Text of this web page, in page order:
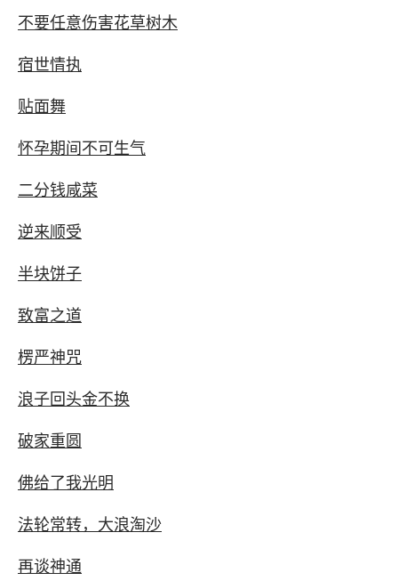
不要任意伤害花草树木
宿世情执
贴面舞
怀孕期间不可生气
二分钱咸菜
逆来顺受
半块饼子
致富之道
楞严神咒
浪子回头金不换
破家重圆
佛给了我光明
法轮常转，大浪淘沙
再谈神通